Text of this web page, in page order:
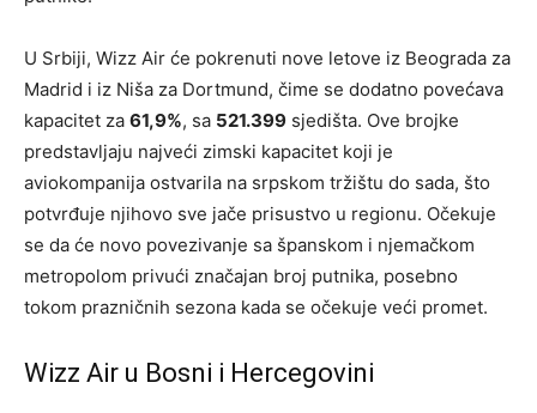
U Srbiji, Wizz Air će pokrenuti nove letove iz Beograda za
Madrid i iz Niša za Dortmund, čime se dodatno povećava
kapacitet za 61,9%, sa 521.399 sjedišta. Ove brojke
predstavljaju najveći zimski kapacitet koji je
aviokompanija ostvarila na srpskom tržištu do sada, što
potvrđuje njihovo sve jače prisustvo u regionu. Očekuje
se da će novo povezivanje sa španskom i njemačkom
metropolom privući značajan broj putnika, posebno
tokom prazničnih sezona kada se očekuje veći promet.
Wizz Air u Bosni i Hercegovini